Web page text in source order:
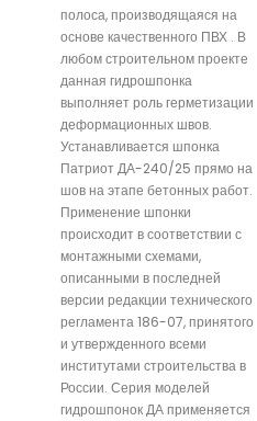
полоса, производящаяся на
основе качественного ПВХ . В
любом строительном проекте
данная гидрошпонка
выполняет роль герметизации
деформационных швов.
Устанавливается шпонка
Патриот ДА-240/25 прямо на
шов на этапе бетонных работ.
Применение шпонки
происходит в соответствии с
монтажными схемами,
описанными в последней
версии редакции технического
регламента 186-07, принятого
и утвержденного всеми
институтами строительства в
России. Серия моделей
гидрошпонок ДА применяется